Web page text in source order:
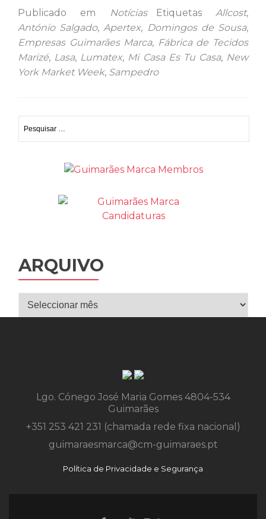
mais
sobreNove
empresas
da
comunidade
na
New
Market
Publicado em
Notícias EtiquetasAllcost,
António Salgado,Apertex, Domingos de Sousa,
Empresas Guimarães Marca, Fábrica de Tecidos
Marizé, Lasa, Lumatex, Mi Casa Es Tu Casa, New
York Market Week, Sampedro
por:
ARQUIVO
Arquivo
Lgo. Cónego José Maria Gomes 4804-534
Guimarães
+351 253 421 231 (chamada rede fixa nacional)
guimaraesmarca@cm-guimaraes.pt
Política de Privacidade e Segurança